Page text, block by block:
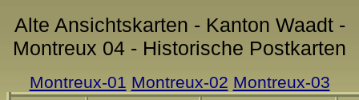
Alte Ansichtskarten - Kanton Waadt -
Montreux 04 - Historische Postkarten
Montreux-01 Montreux-02 Montreux-03